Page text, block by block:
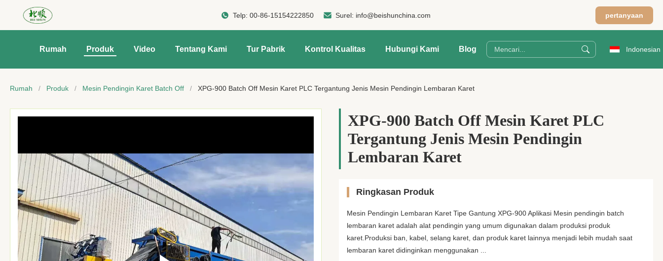
Telp: 00-86-15154222850 Surel: info@beishunchina.com pertanyaan
Rumah Produk Video Tentang Kami Tur Pabrik Kontrol Kualitas Hubungi Kami Blog Indonesian
Rumah / Produk / Mesin Pendingin Karet Batch Off / XPG-900 Batch Off Mesin Karet PLC Tergantung Jenis Mesin Pendingin Lembaran Karet
XPG-900 Batch Off Mesin Karet PLC
Tergantung Jenis Mesin Pendingin
Lembaran Karet
Ringkasan Produk
Mesin Pendingin Lembaran Karet Tipe Gantung XPG-900 Aplikasi Mesin pendingin batch
lembaran karet adalah alat pendingin yang umum digunakan dalam produksi produk
karet.Produksi ban, kabel, selang karet, dan produk karet lainnya menjadi lebih mudah saat
lembaran karet didinginkan menggunakan ...